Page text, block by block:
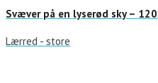
Svæver på en lyserød sky –
Lærred - store